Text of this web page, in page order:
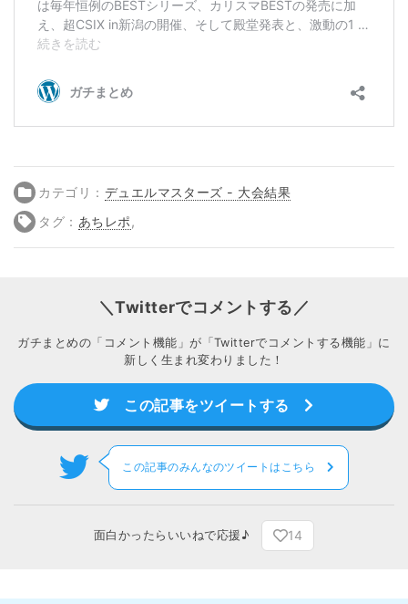
カテゴリ： デュエルマスターズ - 大会結果
タグ： あちレポ ,
＼Twitterでコメントする／
ガチまとめの「コメント機能」が「Twitterでコメントする機能」に
新しく生まれ変わりました！
この記事をツイートする
この記事のみんなのツイートはこちら
面白かったらいいねで応援♪ 14